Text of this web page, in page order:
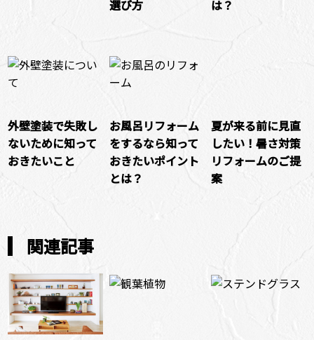
選び方 は？
外壁塗装で失敗し
ないために知って
おきたいこと
お風呂リフォーム
をするなら知って
おきたいポイント
とは？
夏が来る前に見直
したい！暑さ対策
リフォームのご提
案
関連記事